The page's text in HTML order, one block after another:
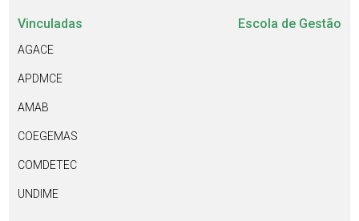
Vinculadas
AGACE
APDMCE
AMAB
COEGEMAS
COMDETEC
UNDIME
Escola de Gestão